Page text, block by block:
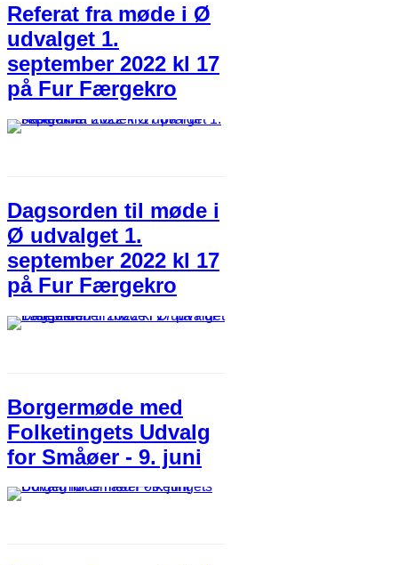
Referat fra møde i Ø
udvalget 1.
september 2022 kl 17
på Fur Færgekro
Dagsorden til møde i
Ø udvalget 1.
september 2022 kl 17
på Fur Færgekro
Borgermøde med
Folketingets Udvalg
for Småøer - 9. juni